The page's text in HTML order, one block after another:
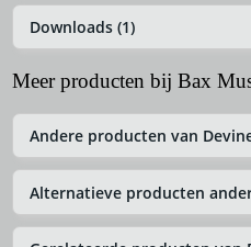
Downloads (1)
Meer producten bij Bax
Andere producten van
Alternatieve producten